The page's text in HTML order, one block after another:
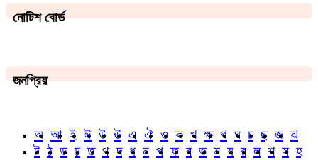
নোটিশ বোর্ড
জনপ্রিয়
অ আ ই ঈ উ ঊ এ ঐ ও ক খ ক্ষ গ ঘ চ ছ জ ঝ
ট ঠ ড ঢ ত থ দ ধ ন প ফ ব ভ ম য র ল শ স হ